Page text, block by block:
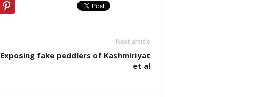
Next article
Exposing fake peddlers of Kashmiriyat
et al